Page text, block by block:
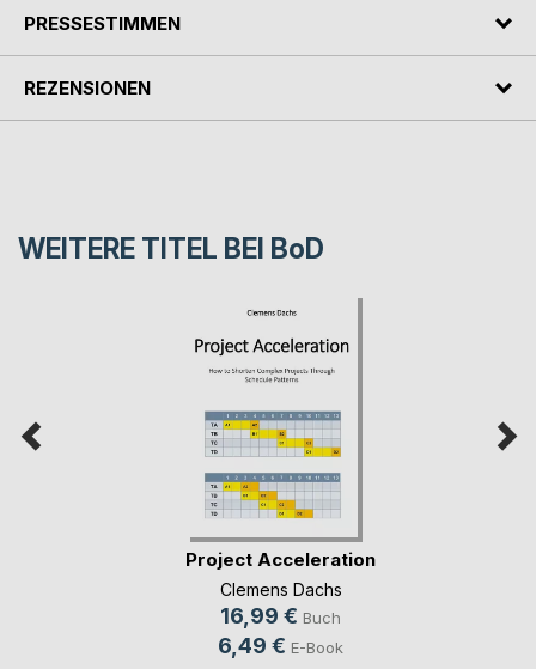
PRESSESTIMMEN
REZENSIONEN
WEITERE TITEL BEI BoD
Project Acceleration
Clemens Dachs
16,99 € Buch
6,49 € E-Book